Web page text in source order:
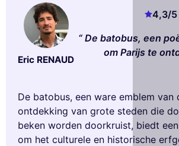
Eric RENAUD
4,3/5
De batobus, een
om Parijs te
De batobus, een ware emblem van
ontdekking van grote steden die
beken worden doorkruist, biedt
om het culturele en historische